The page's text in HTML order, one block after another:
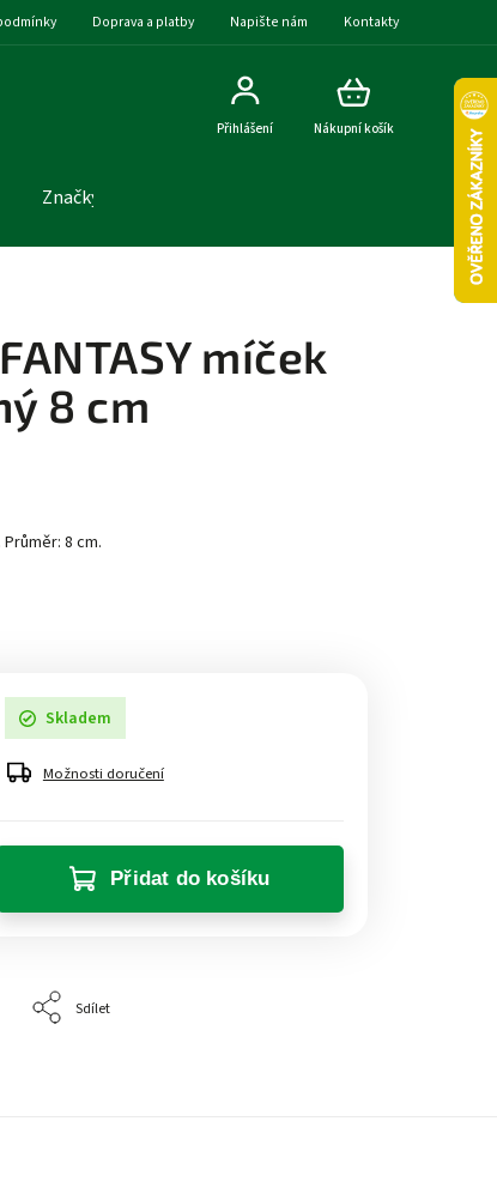
Doprava a platby Napište nám Kontakty
Nákupní košík
Přihlášení
Značky
míček
8 cm
8 cm.
Skladem
Možnosti doručení
Přidat do košíku
Sdílet